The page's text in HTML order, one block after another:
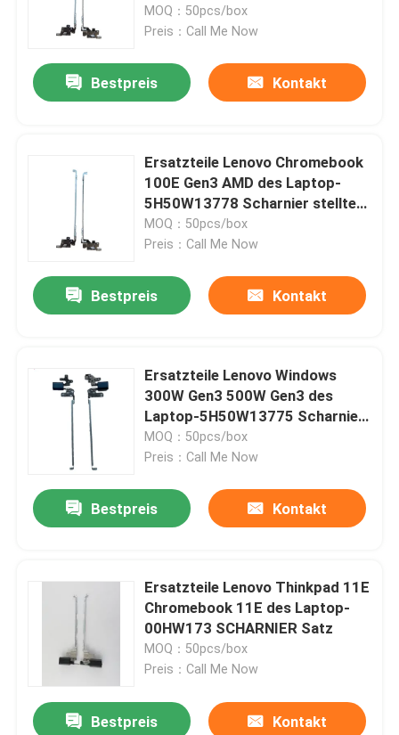
Scharnier stellte L+R ein
MOQ：50pcs/box
Preis：Call Me Now
Bestpreis Kontakt
Ersatzteile Lenovo Chromebook
100E Gen3 AMD des Laptop-
5H50W13778 Scharnier stellte
L+R ein
MOQ：50pcs/box
Preis：Call Me Now
Bestpreis Kontakt
Ersatzteile Lenovo Windows
300W Gen3 500W Gen3 des
Laptop-5H50W13775 Scharnier-
Satz
MOQ：50pcs/box
Preis：Call Me Now
Bestpreis Kontakt
Ersatzteile Lenovo Thinkpad 11E
Chromebook 11E des Laptop-
00HW173 SCHARNIER Satz
MOQ：50pcs/box
Preis：Call Me Now
Bestpreis Kontakt